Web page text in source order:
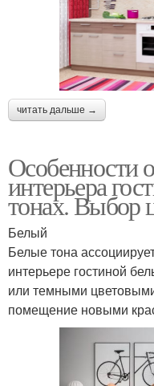
читать дальше →
Особенности
интерьера
тонах. Выбор
Белый
Белые тона
интерьере гостиной
или темными
помещение новыми